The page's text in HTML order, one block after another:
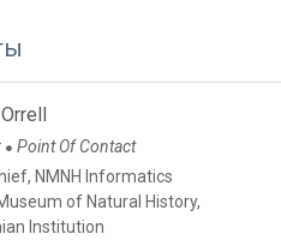
● Point Of Contact
NMNH Informatics
of Natural History,
Institution